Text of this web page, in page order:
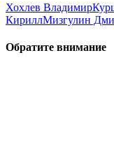
Хохлев Владимир
КириллМизгулин
Обратите внимание